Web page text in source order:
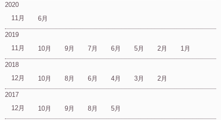
2020
11月
6月
2019
11月
10月 9月 7月 6月 5月 2月 1月
2018
12月
10月 8月 6月 4月 3月 2月
2017
12月
10月 9月 8月 5月